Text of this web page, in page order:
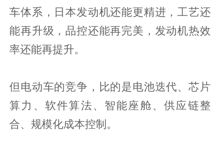
车体系，日本发动机还能更精进，工艺还
能再升级，品控还能再完美，发动机热效
率还能再提升。
但电动车的竞争，比的是电池迭代、芯片
算力、软件算法、智能座舱、供应链整
合、规模化成本控制。